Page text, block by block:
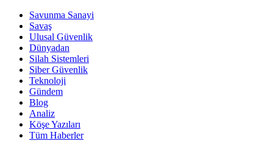
Savunma Sanayi
Savaş
Ulusal Güvenlik
Dünyadan
Silah Sistemleri
Siber Güvenlik
Teknoloji
Gündem
Blog
Analiz
Köşe Yazıları
Tüm Haberler